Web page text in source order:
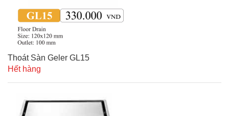
Thoát Sàn Geler GL15
Hết hàng